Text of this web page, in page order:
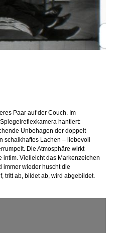
Paar auf der Couch. Im
hantiert:
Unbehagen der doppelt
schalkhaftes Lachen – liebevoll
Die Atmosphäre wirkt
intim. Vielleicht das Markenzeichen
immer wieder huscht die
tritt ab, bildet ab, wird abgebildet.